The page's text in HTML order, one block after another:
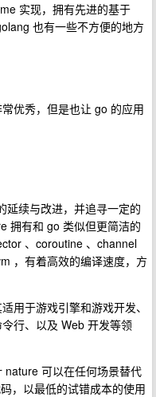
实现，拥有先进的基于
也有一些不方便的地方
优秀，但是也让 go 的应用
延续与改进，并追寻一定的
拥有和 go 类似但更简洁的
、coroutine 、channel
，有着高效的编译速度，方
用于游戏引擎和游戏开发、
行、以及 Web 开发等领
nature 可以在任何场景替代
，以最低的试错成本的使用